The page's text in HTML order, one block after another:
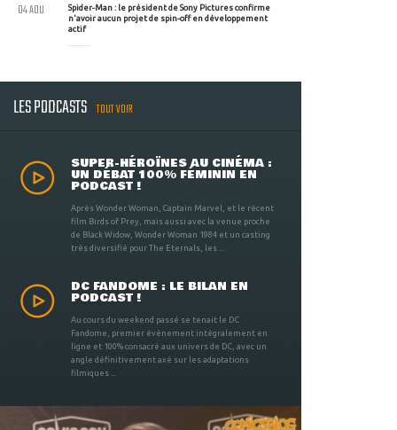
Spider-Man : le président de Sony Pictures confirme
n'avoir aucun projet de spin-off en développement
actif
04 AOU
LES PODCASTS TOUT VOIR
SUPER-HÉROÏNES AU CINÉMA :
UN DÉBAT 100% FÉMININ EN
PODCAST !
Après Wonder Woman, Captain Marvel, et le récent
film Birds of Prey, mais aussi avec la venue proche
de Black Widow, Wonder Woman 1984 et un casting
très diversifié pour The Eternals, les ...
DC FANDOME : LE BILAN EN
PODCAST !
Au cours du weekend passé se tenait le DC
Fandome, premier évènement intégralement en
ligne et 100% consacré aux univers de DC, avec un
angle définitivement axé sur les adaptations
filmiques ...